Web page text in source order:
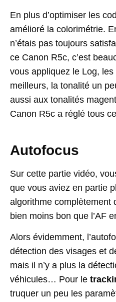
En plus d’optimiser les
amélioré la colorimétrie.
n’étais pas toujours
ce Canon R5c, c’est
vous appliquez le Log,
meilleurs, la tonalité un
aussi aux tonalités
Canon R5c a réglé tous
Autofocus
Sur cette partie vidéo,
que vous aviez en partie
algorithme complètement
bien moins bon que l’AF
Alors évidemment,
détection des visages et
mais il n’y a plus la
véhicules… Pour le
truquer un peu les